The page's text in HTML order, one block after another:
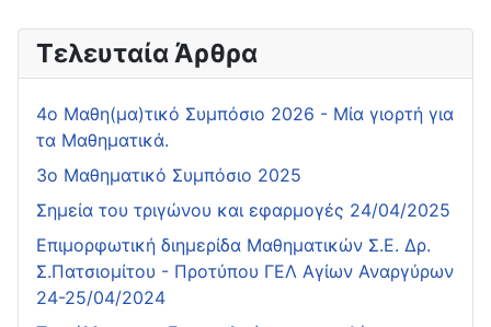
Τελευταία Άρθρα
4o Μαθη(μα)τικό Συμπόσιο 2026 - Μία γιορτή για
τα Μαθηματικά.
3ο Μαθηματικό Συμπόσιο 2025
Σημεία του τριγώνου και εφαρμογές 24/04/2025
Επιμορφωτική διημερίδα Μαθηματικών Σ.Ε. Δρ.
Σ.Πατσιομίτου - Προτύπου ΓΕΛ Αγίων Αναργύρων
24-25/04/2024